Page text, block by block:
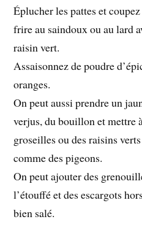
Éplucher les pattes et
frire au saindoux ou au lard
raisin vert.
Assaisonnez de poudre
oranges.
On peut aussi prendre un
verjus, du bouillon et mettre
groseilles ou des raisins
comme des pigeons.
On peut ajouter des
l’étouffé et des escargots
bien salé.